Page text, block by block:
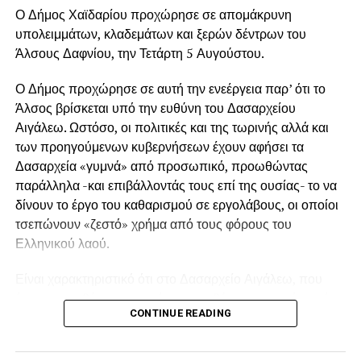
Ο Δήμος Χαϊδαρίου προχώρησε σε απομάκρυνη
υπολειμμάτων, κλαδεμάτων και ξερών δέντρων του
Άλσους Δαφνίου, την Τετάρτη 5 Αυγούστου.
Ο Δήμος προχώρησε σε αυτή την ενεέργεια παρ’ ότι το
Άλσος βρίσκεται υπό την ευθύνη του Δασαρχείου
Αιγάλεω. Ωστόσο, οι πολιτικές και της τωρινής αλλά και
των προηγούμενων κυβερνήσεων έχουν αφήσει τα
Δασαρχεία «γυμνά» από προσωπικό, προωθώντας
παράλληλα -και επιβάλλοντάς τους επί της ουσίας- το να
δίνουν το έργο του καθαρισμού σε εργολάβους, οι οποίοι
τσεπώνουν «ζεστό» χρήμα από τους φόρους του
Ελληνικού λαού.
έχει στην ευθύνη του μια έκταση ευθύνης που φτάνει μέχρι
το Πόρτο Γερμενό, δεν υπάρχει ούτε ένας μόνιμος
Δασαρχείο μόνιμο προσωπικό για το Άλσος Δαφνίου,
CONTINUE READING